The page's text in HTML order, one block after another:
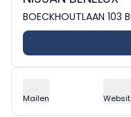
BOECKHOUTLAAN 103
Mailen